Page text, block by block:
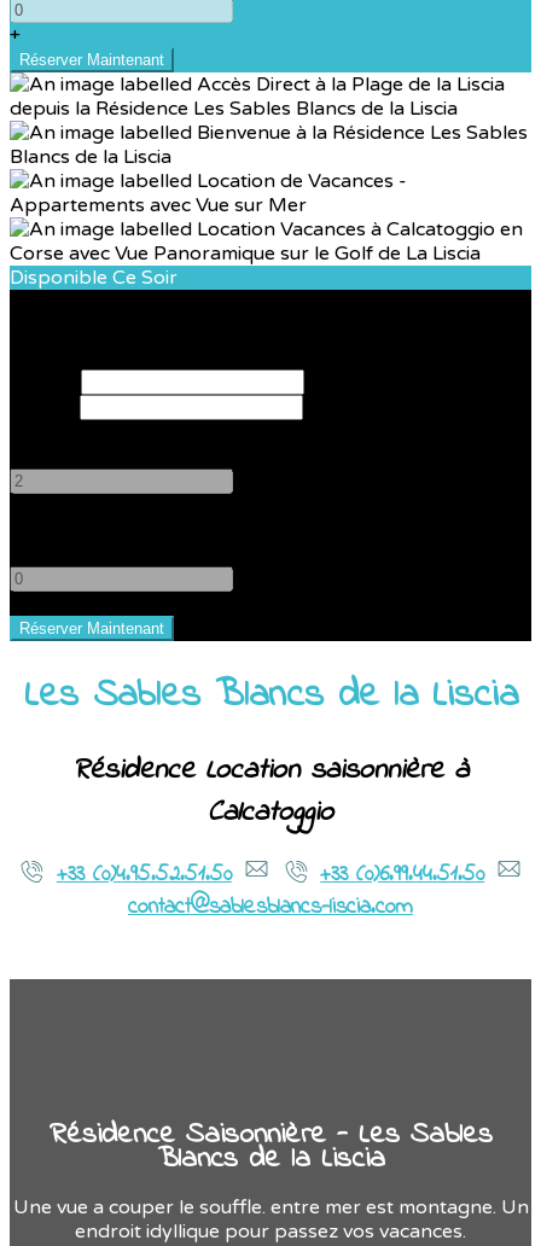
+
Disponible Ce Soir
Les Sables Blancs de la Liscia
Résidence Location saisonnière à
Calcatoggio
+33 (0)4.95.52.51.50
+33 (0)6.99.44.51.50
contact@sablesblancs-liscia.com
Résidence Saisonnière - Les Sables
Blancs de la Liscia
Une vue a couper le souffle. entre mer est montagne. Un
endroit idyllique pour passez vos vacances.